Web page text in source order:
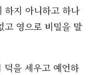
하지 아니하고 하나
고 영으로 비밀을 말
을 세우고 예언하